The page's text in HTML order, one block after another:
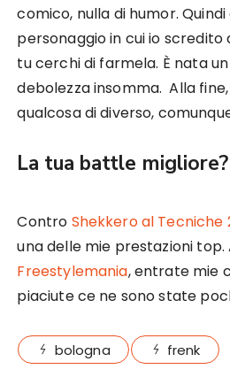
comico, nulla di humor.
personaggio in cui io scredito
tu cerchi di farmela. È nata un
debolezza insomma. Alla
qualcosa di diverso,
La tua battle migliore?
Contro Shekkero al Tecniche
una delle mie prestazioni top.
Freestylemania, entrate mie
piaciute ce ne sono state
bologna frenk